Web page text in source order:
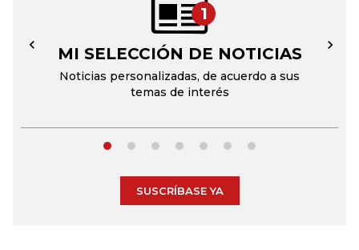
1
MI SELECCIÓN DE NOTICIAS
Noticias personalizadas, de acuerdo a sus
temas de interés
← →
SUSCRÍBASE YA